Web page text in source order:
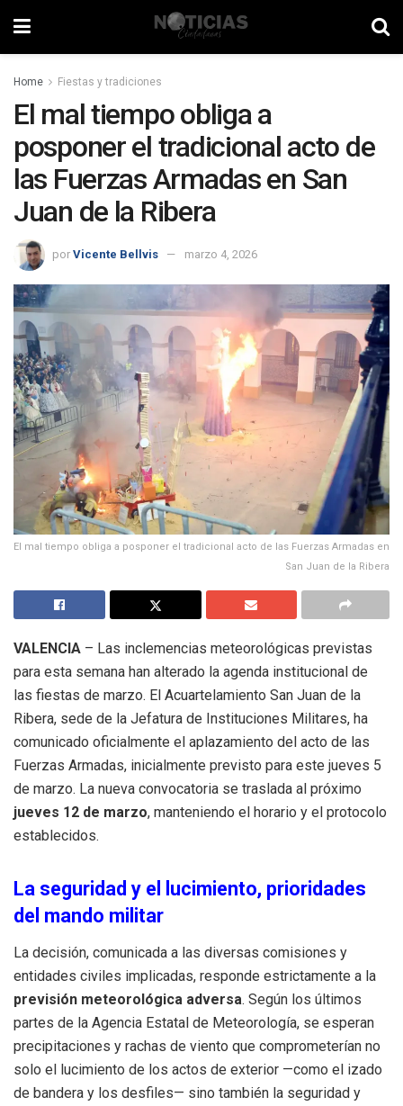
Home Fiestas y tradiciones
El mal tiempo obliga a
posponer el tradicional acto de
las Fuerzas Armadas en San
Juan de la Ribera
por Vicente Bellvis marzo 4, 2026
El mal tiempo obliga a posponer el tradicional acto de las Fuerzas Armadas en
San Juan de la Ribera
VALENCIA – Las inclemencias meteorológicas previstas
para esta semana han alterado la agenda institucional de
las fiestas de marzo. El Acuartelamiento San Juan de la
Ribera, sede de la Jefatura de Instituciones Militares, ha
comunicado oficialmente el aplazamiento del acto de las
Fuerzas Armadas, inicialmente previsto para este jueves 5
de marzo. La nueva convocatoria se traslada al próximo
jueves 12 de marzo, manteniendo el horario y el protocolo
establecidos.
La seguridad y el lucimiento, prioridades
del mando militar
La decisión, comunicada a las diversas comisiones y
entidades civiles implicadas, responde estrictamente a la
previsión meteorológica adversa. Según los últimos
partes de la Agencia Estatal de Meteorología, se esperan
precipitaciones y rachas de viento que comprometerían no
solo el lucimiento de los actos de exterior —como el izado
de bandera y los desfiles— sino también la seguridad y